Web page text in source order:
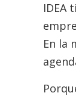
IDEA
En la